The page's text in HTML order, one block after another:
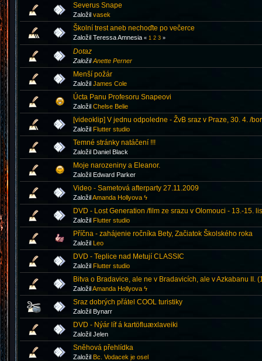
Severus Snape
Založil vasek
Školní trest aneb nechoďte po večerce
Založil Teressa Amnesia « 1 2 3 »
Dotaz
ZaložilAnette Perner
Menší požár
Založil James Cole
Úcta Panu Profesoru Snapeovi
Založil Chelse Belie
[videoklip] V jednu odpoledne - ŽvB sraz v Praze, 30. 4. /
Založil Flutter studio
Temné stránky natáčení !!!
Založil Daniel Black
Moje narozeniny a Eleanor.
Založil Edward Parker
Video - Sametová afterparty 27.11.2009
ZaložilAmanda Hollyova ϟ
DVD - Lost Generation /film ze srazu v Olomouci - 13.-15.
Založil Flutter studio
Příčna - zahájenie ročníka Bety, Začiatok Školského roka
Založil Leo
DVD - Teplice nad Metují CLASSIC
Založil Flutter studio
Bitva o Bradavice, ale ne v Bradavicích, ale v Azkabanu II.
ZaložilAmanda Hollyova ϟ
Sraz dobrých přátel COOL turistiky
Založil Bynarr
DVD - Nýár líf á kartöfluæxlaveiki
Založil Jelen
Sněhová přehlídka
Založil Bc. Vodacek je osel